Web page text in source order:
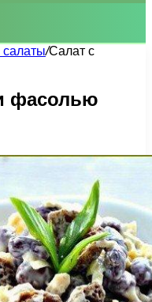
салаты/Салат с
фасолью